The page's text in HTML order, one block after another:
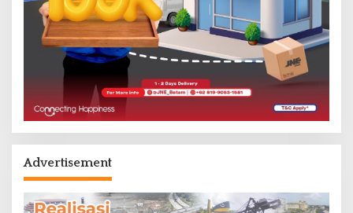
Advertisement